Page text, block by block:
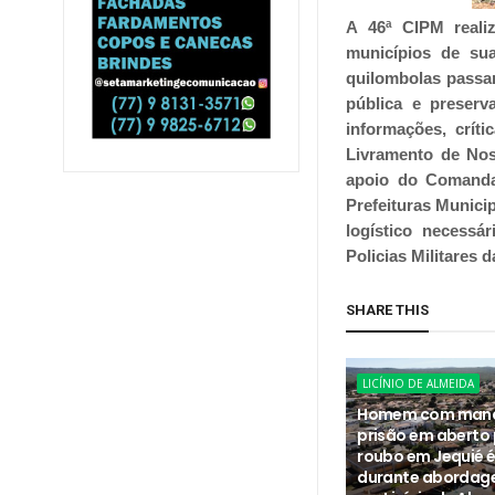
A 46ª CIPM
municípios de
quilombolas
pública e
informações,
Livramento de
apoio do
Prefeituras
logístico
Policias Militares
SHARE THIS
LICÍNIO DE ALMEIDA
Homem com
prisão em aberto
roubo em Jequié
durante